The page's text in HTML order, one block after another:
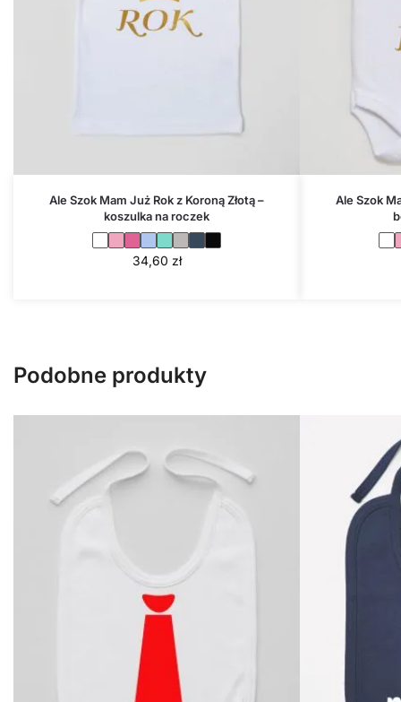
Ale Szok Mam Już Rok z Koroną Złotą –
koszulka na roczek
34,60 zł
Ale Szok
Podobne produkty